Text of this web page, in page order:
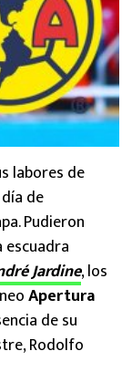
labores de
de
Pudieron
escuadra
Jardine, los
Apertura
de su
Rodolfo